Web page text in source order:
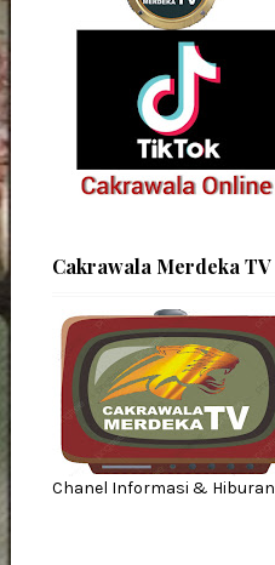
Cakrawala Merdeka TV
Chanel Informasi & Hiburan